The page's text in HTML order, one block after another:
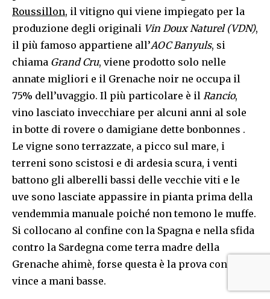
Roussillon, il vitigno qui viene impiegato per la
produzione degli originali Vin Doux Naturel (VDN),
il più famoso appartiene all’AOC Banyuls, si
chiama Grand Cru, viene prodotto solo nelle
annate migliori e il Grenache noir ne occupa il
75% dell’uvaggio. Il più particolare è il Rancio,
vino lasciato invecchiare per alcuni anni al sole
in botte di rovere o damigiane dette bonbonnes .
Le vigne sono terrazzate, a picco sul mare, i
terreni sono scistosi e di ardesia scura, i venti
battono gli alberelli bassi delle vecchie viti e le
uve sono lasciate appassire in pianta prima della
vendemmia manuale poiché non temono le muffe.
Si collocano al confine con la Spagna e nella sfida
contro la Sardegna come terra madre della
Grenache ahimè, forse questa è la prova con cui
vince a mani basse.